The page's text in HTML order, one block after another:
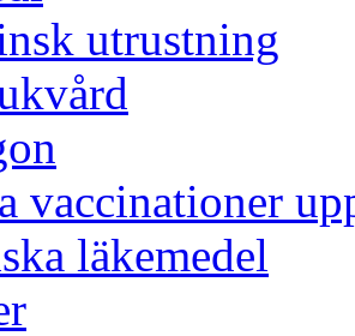
utrustning
vaccinationer
läkemedel